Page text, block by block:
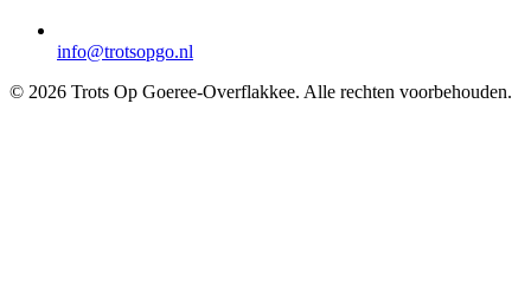
info@trotsopgo.nl
© 2026 Trots Op Goeree-Overflakkee. Alle rechten voorbehouden.